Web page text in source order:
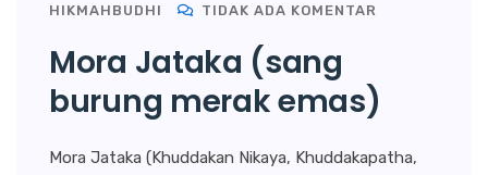
HIKMAHBUDHI
TIDAK ADA KOMENTAR
Mora Jataka (sang
burung merak emas)
Mora Jataka (Khuddakan Nikaya, Khuddakapatha,